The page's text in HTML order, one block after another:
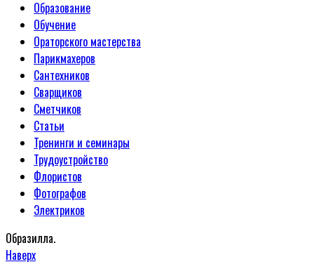
Образование
Обучение
Ораторского мастерства
Парикмахеров
Сантехников
Сварщиков
Сметчиков
Статьи
Тренинги и семинары
Трудоустройство
Флористов
Фотографов
Электриков
Образилла.
Наверх